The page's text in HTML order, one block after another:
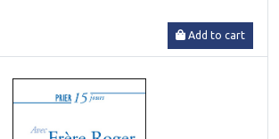
Add to cart